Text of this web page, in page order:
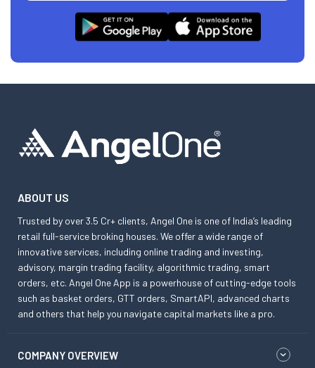
ABOUT US
Trusted by over 3.5 Cr+ clients, Angel One is one of India’s leading
retail full-service broking houses. We offer a wide range of
innovative services, including online trading and investing,
advisory, margin trading facility, algorithmic trading, smart
orders, etc. Angel One App is a powerhouse of cutting-edge tools
such as basket orders, GTT orders, SmartAPI, advanced charts
and others that help you navigate capital markets like a pro.
COMPANY OVERVIEW